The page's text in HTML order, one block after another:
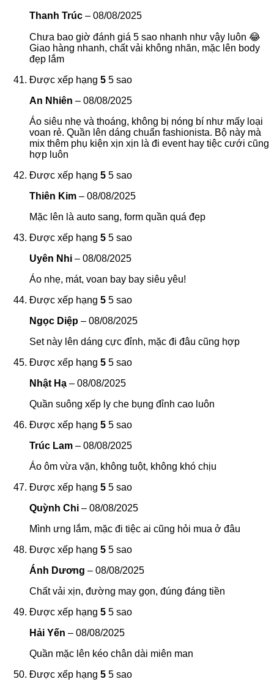
Thanh Trúc – 08/08/2025
Chưa bao giờ đánh giá 5 sao nhanh như vậy luôn 😂
Giao hàng nhanh, chất vải không nhăn, mặc lên body
đẹp lắm
Được xếp hạng 5 5 sao
An Nhiên – 08/08/2025
Áo siêu nhẹ và thoáng, không bị nóng bí như mấy loại
voan rẻ. Quần lên dáng chuẩn fashionista. Bộ này mà
mix thêm phụ kiện xịn xịn là đi event hay tiệc cưới cũng
hợp luôn
Được xếp hạng 5 5 sao
Thiên Kim – 08/08/2025
Mặc lên là auto sang, form quần quá đẹp
Được xếp hạng 5 5 sao
Uyên Nhi – 08/08/2025
Áo nhẹ, mát, voan bay bay siêu yêu!
Được xếp hạng 5 5 sao
Ngọc Diệp – 08/08/2025
Set này lên dáng cực đỉnh, mặc đi đâu cũng hợp
Được xếp hạng 5 5 sao
Nhật Hạ – 08/08/2025
Quần suông xếp ly che bụng đỉnh cao luôn
Được xếp hạng 5 5 sao
Trúc Lam – 08/08/2025
Áo ôm vừa vặn, không tuột, không khó chịu
Được xếp hạng 5 5 sao
Quỳnh Chi – 08/08/2025
Mình ưng lắm, mặc đi tiệc ai cũng hỏi mua ở đâu
Được xếp hạng 5 5 sao
Ánh Dương – 08/08/2025
Chất vải xịn, đường may gọn, đúng đáng tiền
Được xếp hạng 5 5 sao
Hải Yến – 08/08/2025
Quần mặc lên kéo chân dài miên man
Được xếp hạng 5 5 sao